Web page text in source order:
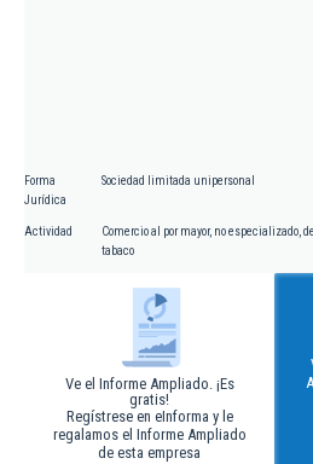
Forma
Jurídica
Sociedad limitada unipersonal
Actividad
Comercio al por mayor, no especializado,
tabaco
Ve el Informe Ampliado. ¡Es
gratis!
Regístrese en eInforma y le
regalamos el Informe Ampliado
de esta empresa